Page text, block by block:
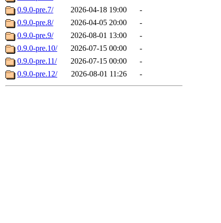
0.9.0-pre.7/
2026-04-18 19:00
-
0.9.0-pre.8/
2026-04-05 20:00
-
0.9.0-pre.9/
2026-08-01 13:00
-
0.9.0-pre.10/
2026-07-15 00:00
-
0.9.0-pre.11/
2026-07-15 00:00
-
0.9.0-pre.12/
2026-08-01 11:26 -